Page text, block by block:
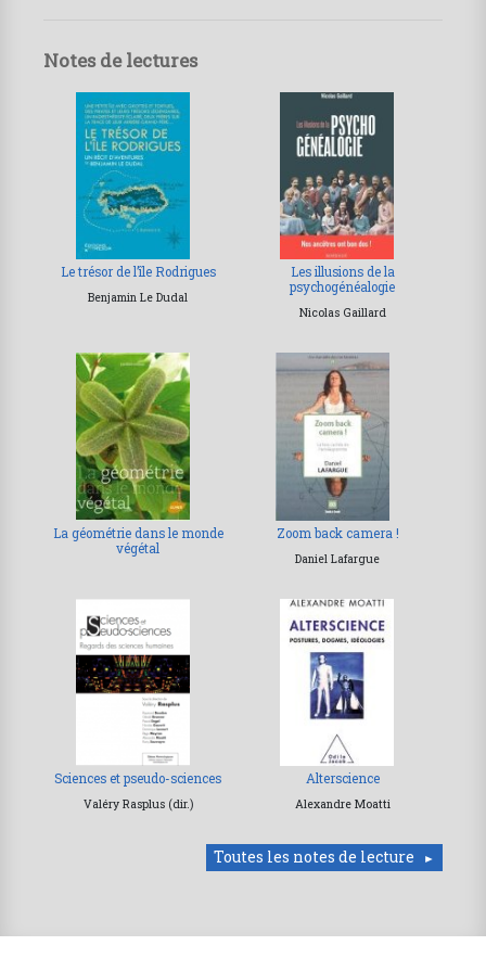
Notes de lectures
Le trésor de l’île Rodrigues
Benjamin Le Dudal
Les illusions de la
psychogénéalogie
Nicolas Gaillard
La géométrie dans le monde
végétal
Zoom back camera !
Daniel Lafargue
Sciences et pseudo-sciences
Valéry Rasplus (dir.)
Alterscience
Alexandre Moatti
Toutes les notes de lecture